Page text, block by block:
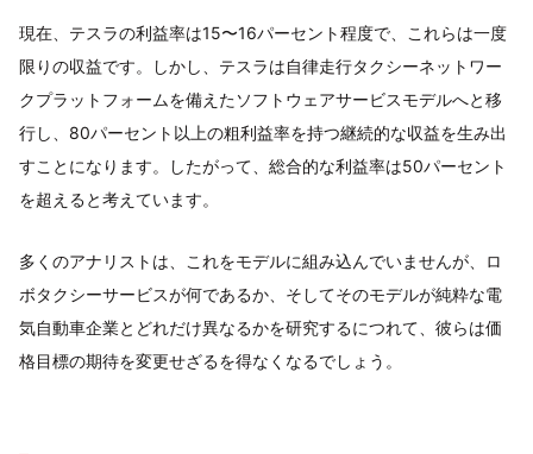
現在、テスラの利益率は15〜16パーセント程度で、これらは一度
限りの収益です。しかし、テスラは自律走行タクシーネットワー
クプラットフォームを備えたソフトウェアサービスモデルへと移
行し、80パーセント以上の粗利益率を持つ継続的な収益を生み出
すことになります。したがって、総合的な利益率は50パーセント
を超えると考えています。
多くのアナリストは、これをモデルに組み込んでいませんが、ロ
ボタクシーサービスが何であるか、そしてそのモデルが純粋な電
気自動車企業とどれだけ異なるかを研究するにつれて、彼らは価
格目標の期待を変更せざるを得なくなるでしょう。